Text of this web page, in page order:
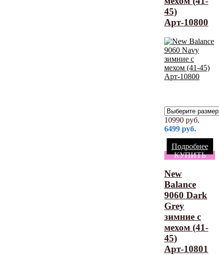
45)
Арт-10800
10990 руб.
6499 руб.
Подробнее
КУПИТЬ
New
Balance
9060 Dark
Grey
зимние с
мехом (41-
45)
Арт-10801